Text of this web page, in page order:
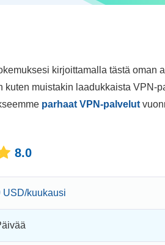
kirjoittamalla tästä oman
muistakin laadukkaista VPN-
parhaat VPN-palvelut
8.0
USD/kuukausi